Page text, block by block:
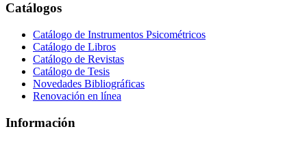
Catálogos
Catálogo de Instrumentos Psicométricos
Catálogo de Libros
Catálogo de Revistas
Catálogo de Tesis
Novedades Bibliográficas
Renovación en línea
Información